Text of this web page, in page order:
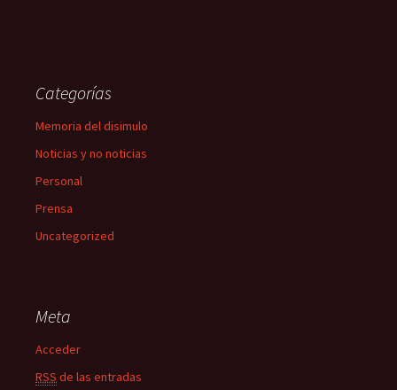
Categorías
Memoria del disimulo
Noticias y no noticias
Personal
Prensa
Uncategorized
Meta
Acceder
RSS de las entradas